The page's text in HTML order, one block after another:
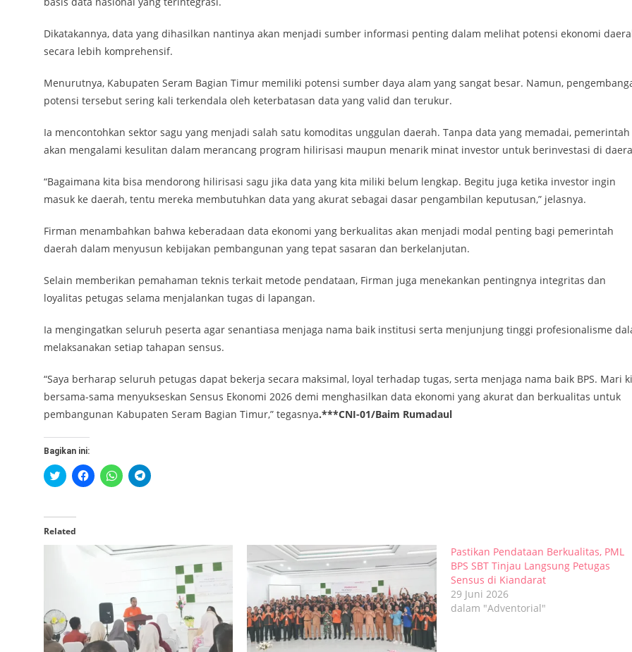
Dikatakannya, data yang dihasilkan nantinya akan menjadi sumber informasi penting dalam melihat potensi ekonomi
secara lebih komprehensif.
Menurutnya, Kabupaten Seram Bagian Timur memiliki potensi sumber daya alam yang sangat besar. Namun,
potensi tersebut sering kali terkendala oleh keterbatasan data yang valid dan terukur.
Ia mencontohkan sektor sagu yang menjadi salah satu komoditas unggulan daerah. Tanpa data yang memadai, pemerintah
akan mengalami kesulitan dalam merancang program hilirisasi maupun menarik minat investor untuk berinvestasi di
“Bagaimana kita bisa mendorong hilirisasi sagu jika data yang kita miliki belum lengkap. Begitu juga ketika investor ingin
masuk ke daerah, tentu mereka membutuhkan data yang akurat sebagai dasar pengambilan keputusan,” jelasnya.
Firman menambahkan bahwa keberadaan data ekonomi yang berkualitas akan menjadi modal penting bagi pemerintah
daerah dalam menyusun kebijakan pembangunan yang tepat sasaran dan berkelanjutan.
Selain memberikan pemahaman teknis terkait metode pendataan, Firman juga menekankan pentingnya integritas dan
loyalitas petugas selama menjalankan tugas di lapangan.
Ia mengingatkan seluruh peserta agar senantiasa menjaga nama baik institusi serta menjunjung tinggi profesionalisme
melaksanakan setiap tahapan sensus.
“Saya berharap seluruh petugas dapat bekerja secara maksimal, loyal terhadap tugas, serta menjaga nama baik BPS. Mari
bersama-sama menyukseskan Sensus Ekonomi 2026 demi menghasilkan data ekonomi yang akurat dan berkualitas untuk
pembangunan Kabupaten Seram Bagian Timur,” tegasnya.***CNI-01/Baim Rumadaul
Bagikan ini:
Klik
untuk
di
jendela
yang
baru)
Klik
untuk
baru)
Klik
untuk
baru)
Klik
untuk
baru)
Related
Pastikan Pendataan Berkualitas, PML
BPS SBT Tinjau Langsung Petugas
Sensus di Kiandarat
29 Juni 2026
dalam "Adventorial"